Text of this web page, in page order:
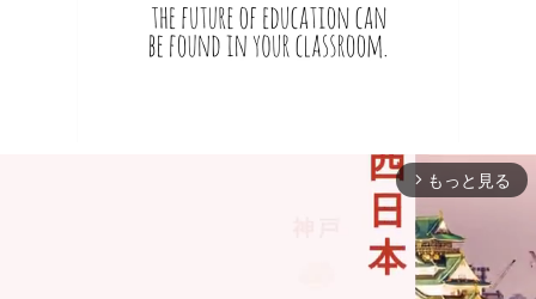
arrow_forward_ios もっと見る